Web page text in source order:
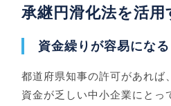
承継円滑化法を活用
資金繰りが容易になる
都道府県知事の許可があれば
資金が乏しい中小企業にとっ